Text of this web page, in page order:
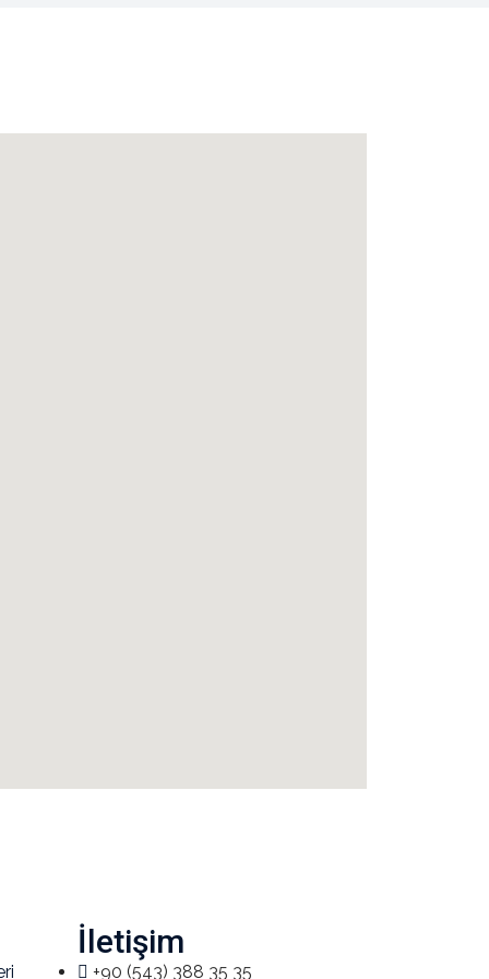
İletişim
+90 (543) 388 35 35